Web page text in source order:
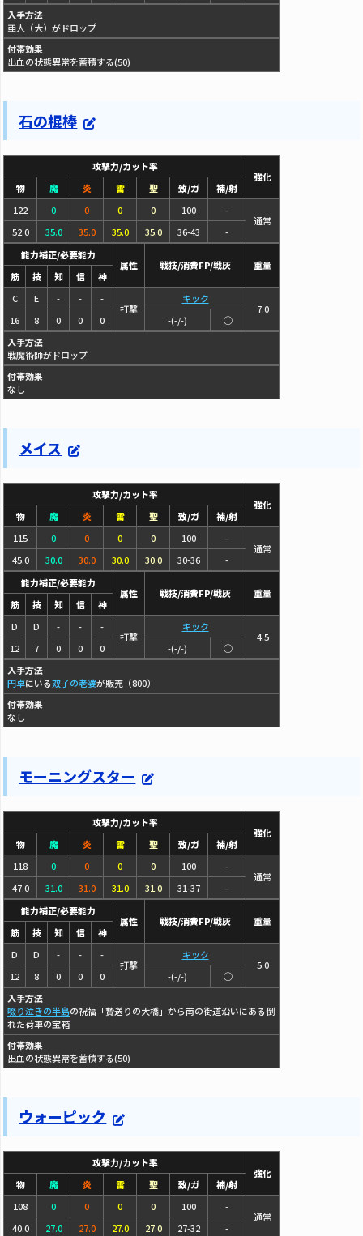
入手方法
亜人（大）がドロップ
付帯効果
出血の状態異常を蓄積する(50)
石の棍棒
攻撃力/カット率
強化
物
魔 炎 雷 聖 致/ガ
補/射
122
0 0 0 0 100
-
通常
52.0
35.0 35.0 35.0 35.0 36-43
-
能力補正/必要能力
属性
戦技/消費FP/戦灰
重量
筋
技 知 信
神
C
E - -
-
打撃
キック
7.0
16
8 0 0 0 -(-/-)
◯
入手方法
戦魔術師がドロップ
付帯効果
なし
メイス
攻撃力/カット率
強化
物
魔 炎 雷 聖 致/ガ
補/射
115
0 0 0 0 100
-
通常
45.0
30.0 30.0 30.0 30.0 30-36
-
能力補正/必要能力
属性
戦技/消費FP/戦灰
重量
筋
技 知 信
神
D
D - -
-
打撃
キック
4.5
12
7 0 0 0 -(-/-)
◯
入手方法
円卓にいる双子の老婆が販売（800）
付帯効果
なし
モーニングスター
攻撃力/カット率
強化
物
魔 炎 雷 聖 致/ガ
補/射
118
0 0 0 0 100
-
通常
47.0
31.0 31.0 31.0 31.0 31-37
-
能力補正/必要能力
属性
戦技/消費FP/戦灰
重量
筋
技 知 信
神
D
D - -
-
打撃
キック
5.0
12
8 0 0 0 -(-/-)
◯
入手方法
啜り泣きの半島の祝福「贄送りの大橋」から南の街道沿いにある倒
れた荷車の宝箱
付帯効果
出血の状態異常を蓄積する(50)
ウォーピック
攻撃力/カット率
強化
物
魔 炎 雷 聖 致/ガ
補/射
108
0 0 0 0 100
-
通常
40.0
27.0 27.0 27.0 27.0 27-32
-